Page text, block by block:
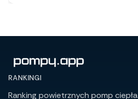
RANKINGI
Ranking powietrznych pomp ciepła